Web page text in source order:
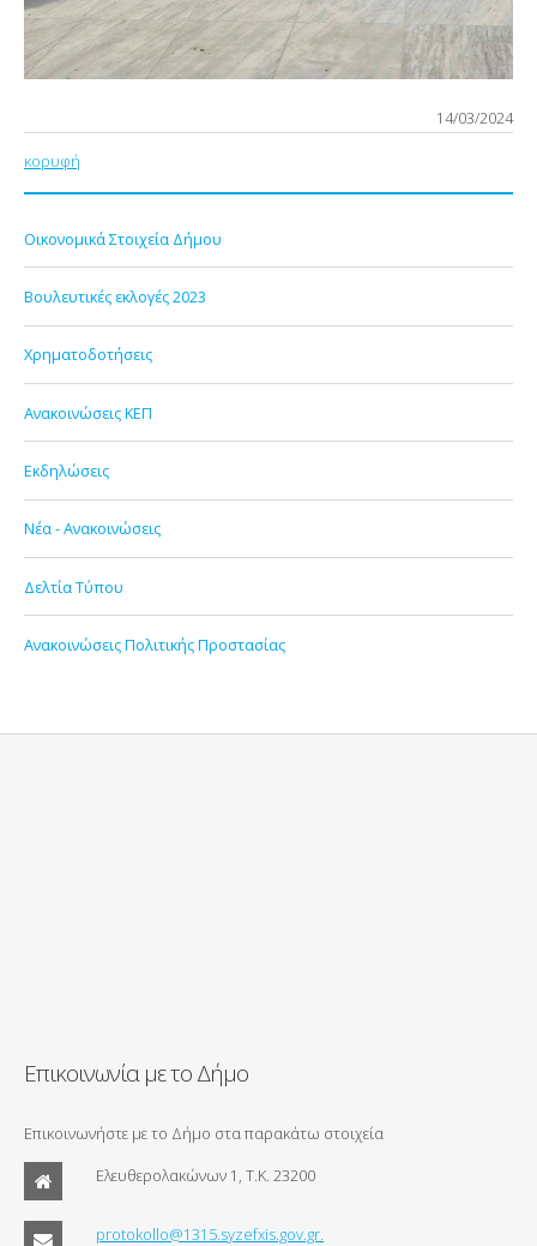
14/03/2024
κορυφή
Οικονομικά Στοιχεία Δήμου
Βουλευτικές εκλογές 2023
Χρηματοδοτήσεις
Ανακοινώσεις ΚΕΠ
Εκδηλώσεις
Νέα - Ανακοινώσεις
Δελτία Τύπου
Ανακοινώσεις Πολιτικής Προστασίας
Επικοινωνία με το Δήμο
Επικοινωνήστε με το Δήμο στα παρακάτω στοιχεία
Ελευθερολακώνων 1, Τ.Κ. 23200
protokollo@1315.syzefxis.gov.gr.